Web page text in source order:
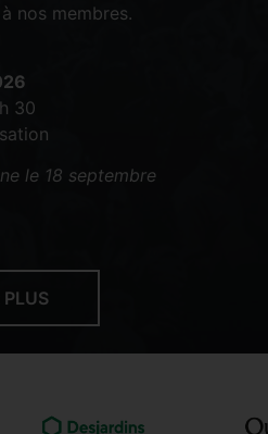
nos membres.
30
le 18 septembre
PLUS